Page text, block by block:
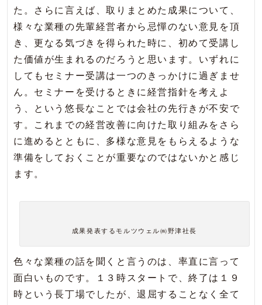
た。さらに言えば、取りまとめた成果について、
様々な業種の先輩経営者から忌憚のない意見を頂
き、更なる気づきを得られた時に、初めて受講し
た価値が生まれるのだろうと思います。いずれに
してもセミナー受講は一つのきっかけに過ぎませ
ん。セミナーを受けるときに経営指針を考えよ
う、という悠長なことでは会社の先行きが不安で
す。これまでの経営改善に向けた取り組みをさら
に進めるとともに、多様な意見をもらえるような
準備をしておくことが重要なのではないかと感じ
ます。
成果発表するモルツウェル㈱野津社長
色々な業種の話を聞くと言うのは、率直に言って
面白いものです。１３時スタートで、終了は１９
時という長丁場でしたが、退屈することなく全て